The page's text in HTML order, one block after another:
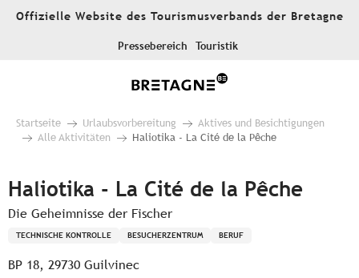
AllerOffizielle Website des Tourismusverbands der Bretagne
Pressebereich Touristik
Startseite Urlaubsvorbereitung
Aktives und Besichtigungen
Alle Aktivitäten
Haliotika - La Cité de la Pêche
Haliotika - La Cité de la Pêche
Die Geheimnisse der Fischer
TECHNISCHE KONTROLLE BESUCHERZENTRUM BERUF
BP 18, 29730 Guilvinec